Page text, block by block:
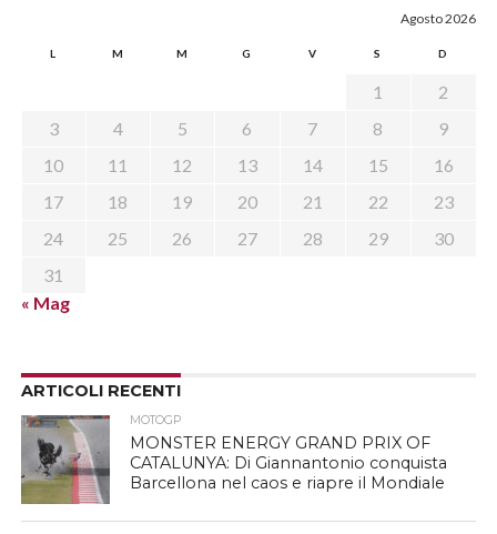
Agosto 2026
L M M G V S D
1
2
3
4 5 6 7 8
9
10
11 12 13 14 15
16
17
18 19 20 21 22
23
24
25 26 27 28 29
30
31
« Mag
ARTICOLI RECENTI
MOTOGP
MONSTER ENERGY GRAND PRIX OF
CATALUNYA: Di Giannantonio conquista
Barcellona nel caos e riapre il Mondiale